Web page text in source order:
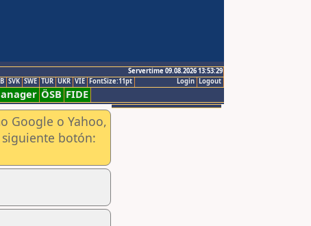
Servertime 09.08.2026 13:53:29
Logout
Login
SVK SWE TUR UKR VIE FontSize:11pt
ÖSB FIDE
Google o Yahoo,
botón: